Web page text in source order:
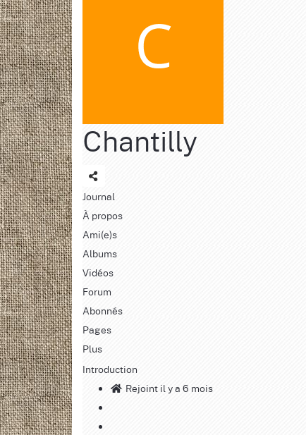
Chantilly
Journal
À propos
Ami(e)s
Albums
Vidéos
Forum
Abonnés
Pages
Plus
Introduction
Rejoint il y a 6 mois